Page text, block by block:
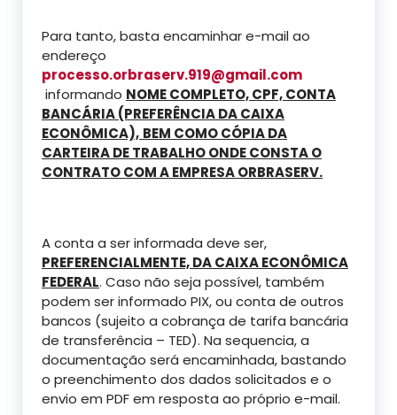
Para tanto, basta encaminhar e-mail ao
endereço
processo.orbraserv.919@gmail.com
informando NOME COMPLETO, CPF, CONTA
BANCÁRIA (PREFERÊNCIA DA CAIXA
ECONÔMICA), BEM COMO CÓPIA DA
CARTEIRA DE TRABALHO ONDE CONSTA O
CONTRATO COM A EMPRESA ORBRASERV.
A conta a ser informada deve ser,
PREFERENCIALMENTE, DA CAIXA ECONÔMICA
FEDERAL. Caso não seja possível, também
podem ser informado PIX, ou conta de outros
bancos (sujeito a cobrança de tarifa bancária
de transferência – TED). Na sequencia, a
documentação será encaminhada, bastando
o preenchimento dos dados solicitados e o
envio em PDF em resposta ao próprio e-mail.